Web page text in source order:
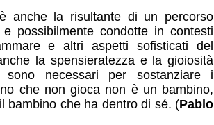
anche la risultante di un percorso
possibilmente condotte in contesti
e altri aspetti sofisticati del
la spensieratezza e la gioiosità
necessari per sostanziare i
che non gioca non è un bambino,
bambino che ha dentro di sé. (Pablo